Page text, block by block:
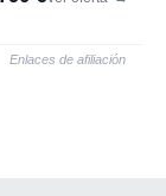
Enlaces de afiliación